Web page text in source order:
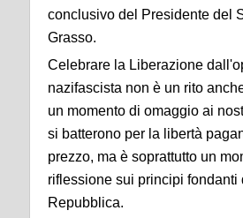
conclusivo del Presidente del
Grasso.
Celebrare la Liberazione
nazifascista non è un rito
un momento di omaggio ai
si batterono per la libertà
prezzo, ma è soprattutto un
riflessione sui principi fondanti
Repubblica.